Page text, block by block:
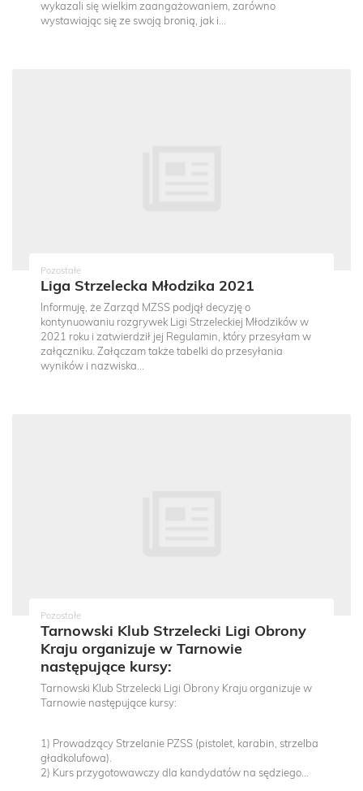
wykazali się wielkim zaangażowaniem, zarówno
wystawiając się ze swoją bronią, jak i...
Pozostałe
Liga Strzelecka Młodzika 2021
Informuję, że Zarząd MZSS podjął decyzję o
kontynuowaniu rozgrywek Ligi Strzeleckiej Młodzików w
2021 roku i zatwierdził jej Regulamin, który przesyłam w
załączniku. Załączam także tabelki do przesyłania
wyników i nazwiska...
Pozostałe
Tarnowski Klub Strzelecki Ligi Obrony
Kraju organizuje w Tarnowie
następujące kursy:
Tarnowski Klub Strzelecki Ligi Obrony Kraju organizuje w
Tarnowie następujące kursy:
1) Prowadzący Strzelanie PZSS (pistolet, karabin, strzelba
gładkolufowa).
2) Kurs przygotowawczy dla kandydatów na sędziego...